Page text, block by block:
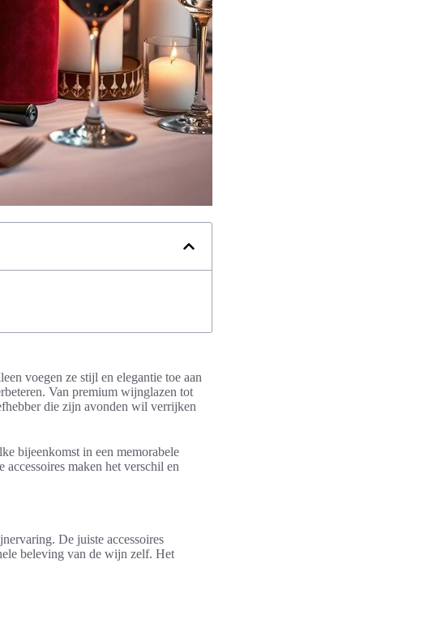
voegen ze stijl en elegantie toe aan
Van premium wijnglazen tot
die zijn avonden wil verrijken
bijeenkomst in een memorabele
maken het verschil en
De juiste accessoires
beleving van de wijn zelf. Het